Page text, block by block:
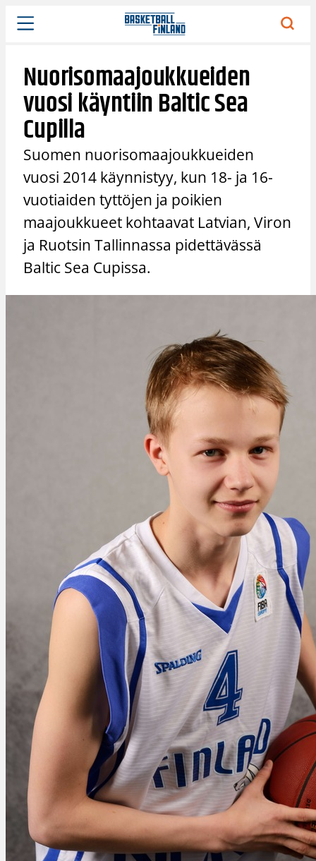
Siirry
sisältöön
Nuorisomaajoukkueiden
vuosi käyntiin Baltic Sea
Cupilla
Suomen nuorisomaajoukkueiden
vuosi 2014 käynnistyy, kun 18- ja 16-
vuotiaiden tyttöjen ja poikien
maajoukkueet kohtaavat Latvian, Viron
ja Ruotsin Tallinnassa pidettävässä
Baltic Sea Cupissa.